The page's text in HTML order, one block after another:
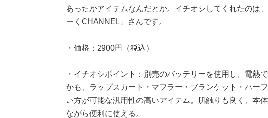
あったかアイテムなんだとか。イチオシしてくれたのは
ーくCHANNEL」さんです。
・価格：2900円（税込）
・イチオシポイント：別売のバッテリーを使用し、電熱
かも、ラップスカート・マフラー・ブランケット・ハー
い方が可能な汎用性の高いアイテム。肌触りも良く、本
ながら便利に使える。